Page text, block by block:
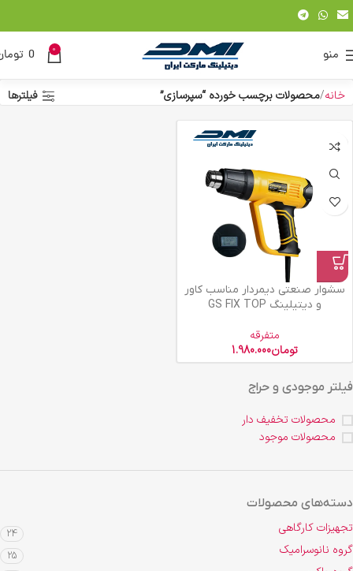
منو 0
0
فیلتر موجودی و حراج
محصولات تخفیف دار
محصولات موجود
دسته‌های محصولات
تجهیزات کارگاهی 24
گروه نانوسرامیک 25
خانه محصولات برچسب خورده “سپرسازی” فیلترها
سشوار صنعتی دیمردار مناسب کاور
و دیتیلینگ GS FIX TOP
متفرقه
تومان1.980.000